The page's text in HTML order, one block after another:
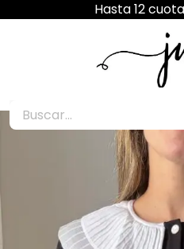
Hasta 12